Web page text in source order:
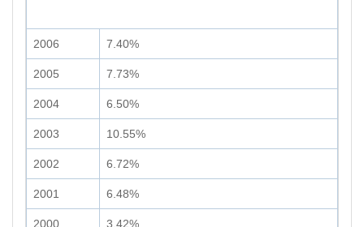
2006 7.40%
2005 7.73%
2004 6.50%
2003 10.55%
2002 6.72%
2001 6.48%
2000 3.42%